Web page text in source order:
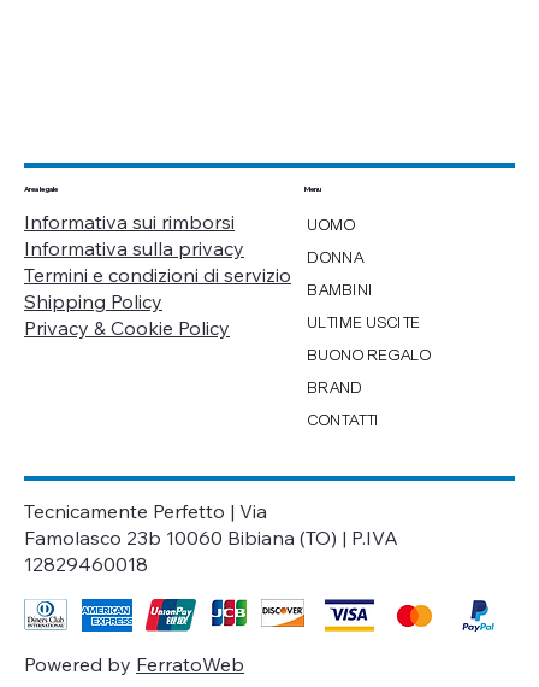
Area legale
Informativa sui rimborsi
Informativa sulla privacy
Termini e condizioni di servizio
Shipping Policy
Privacy & Cookie Policy
Menu
UOMO
DONNA
BAMBINI
ULTIME USCITE
BUONO REGALO
BRAND
CONTATTI
Tecnicamente Perfetto | Via
Famolasco 23b 10060 Bibiana (TO) | P.IVA
12829460018
Powered by FerratoWeb